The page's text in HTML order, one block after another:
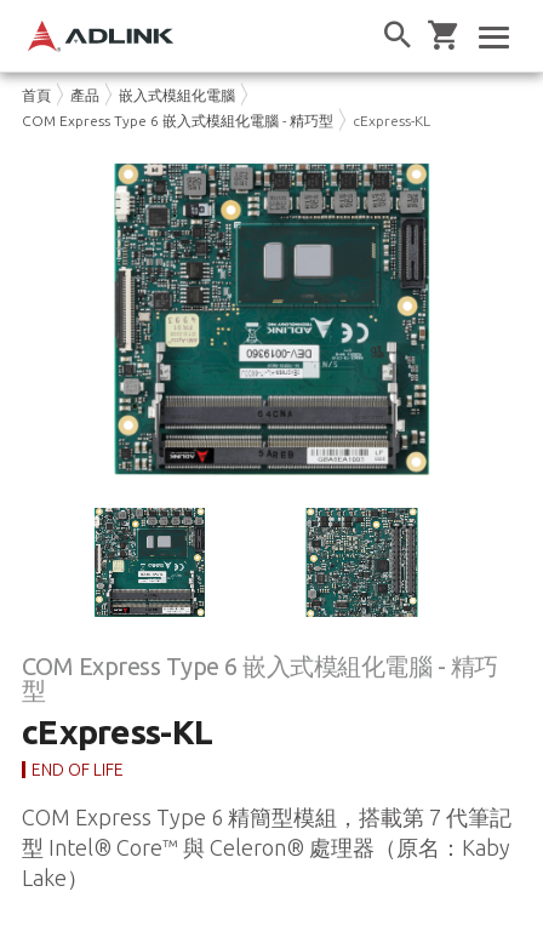
首頁 產品
嵌入式模組化電腦
COM Express Type 6 嵌入式模組化電腦 - 精巧型
cExpress-KL
COM Express Type 6 嵌入式模組化電腦 - 精巧
型
cExpress-KL
END OF LIFE
COM Express Type 6 精簡型模組，搭載第 7 代筆記
型 Intel® Core™ 與 Celeron® 處理器（原名：Kaby
Lake）